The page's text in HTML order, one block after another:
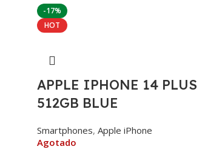
-17%
HOT
APPLE IPHONE 14 PLUS
512GB BLUE
Smartphones, Apple iPhone
Agotado